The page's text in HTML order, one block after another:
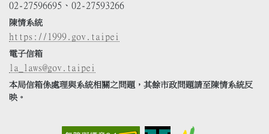
02-27596695、02-27593266
陳情系統
https://1999.gov.taipei
電子信箱
la_laws@gov.taipei
本局信箱係處理與系統相關之問題，其餘市政問題請至陳情系統反
映。